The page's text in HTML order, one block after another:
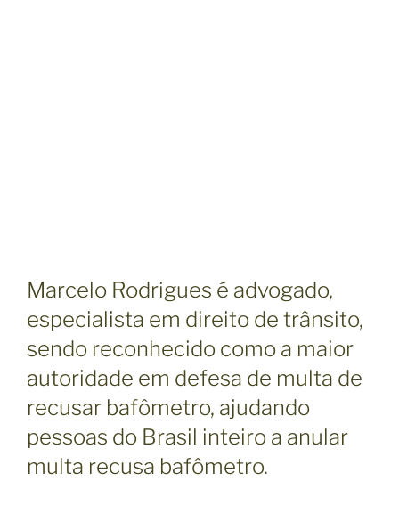
Marcelo Rodrigues é advogado,
especialista em direito de trânsito,
sendo reconhecido como a maior
autoridade em defesa de multa de
recusar bafômetro, ajudando
pessoas do Brasil inteiro a anular
multa recusa bafômetro.